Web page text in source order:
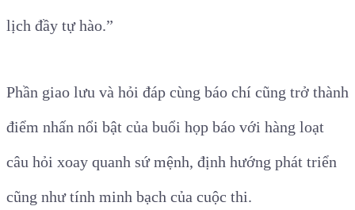
lịch đầy tự hào.”
Phần giao lưu và hỏi đáp cùng báo chí cũng trở thành
điểm nhấn nổi bật của buổi họp báo với hàng loạt
câu hỏi xoay quanh sứ mệnh, định hướng phát triển
cũng như tính minh bạch của cuộc thi.